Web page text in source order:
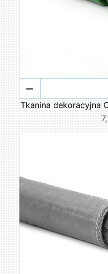
Tkanina dekoracyjna